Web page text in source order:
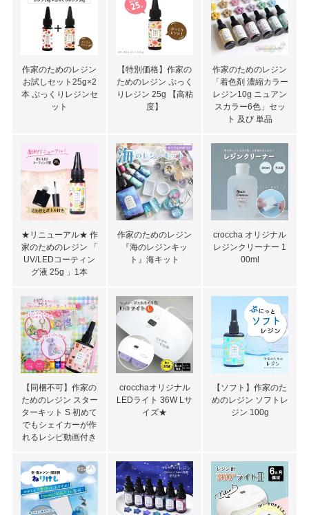
作家のためのレジン
お試しセット25g×2
本 ぷっくりレジンセ
ット
【特別価格】作家の
ためのレジン ぷっく
りレジン 25g 【高粘
度】
作家のためのレジン
「着色剤 濃縮カラー
レジン10g ニュアン
スカラー6色」セッ
ト 及び 単品
★リニューアル★ 作
家のためのレジン 「
UV/LEDコーティン
グ液 25g 」1本
作家のためのレジン
『海のレジンキッ
ト』海キット
croccha オリジナル
レジンクリーナー 1
00ml
【同梱不可】作家の
ためのレジン スター
ターキット S 初めて
でもシェイカーが作
れるレシピ動画付き
crocchaオリジナル
LEDライト 36W Lサ
イズ★
【ソフト】作家のた
めのレジン ソフトレ
ジン 100g